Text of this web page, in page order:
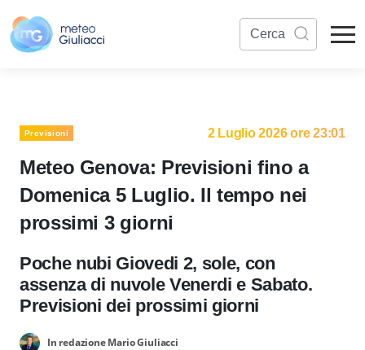
Previsioni 2 Luglio 2026 ore 23:01
Meteo Genova: Previsioni fino a
Domenica 5 Luglio. Il tempo nei
prossimi 3 giorni
Poche nubi Giovedi 2, sole, con
assenza di nuvole Venerdi e Sabato.
Previsioni dei prossimi giorni
In redazione Mario Giuliacci